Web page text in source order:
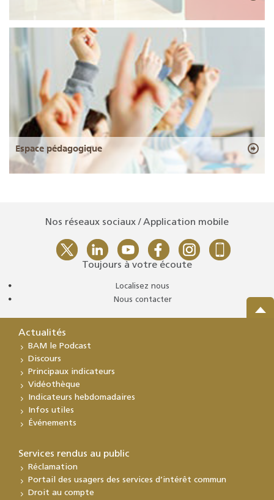
Espace pédagogique
Nos réseaux sociaux / Application mobile
Toujours à votre écoute
Localisez nous
Nous contacter
Actualités
BAM le Podcast
Discours
Principaux indicateurs
Vidéothèque
Indicateurs hebdomadaires
Infos utiles
Événements
Services rendus au public
Réclamation
Portail des usagers des services d’intérêt commun
Droit au compte